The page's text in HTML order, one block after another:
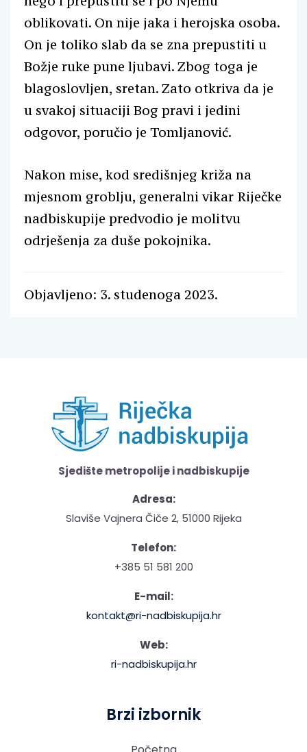
oblikovati. On nije jaka i herojska osoba.
On je toliko slab da se zna prepustiti u
Božje ruke pune ljubavi. Zbog toga je
blagoslovljen, sretan. Zato otkriva da je
u svakoj situaciji Bog pravi i jedini
odgovor, poručio je Tomljanović.
Nakon mise, kod središnjeg križa na
mjesnom groblju, generalni vikar Riječke
nadbiskupije predvodio je molitvu
odrješenja za duše pokojnika.
Objavljeno: 3. studenoga 2023.
Sjedište metropolije i nadbiskupije
Adresa:
Slaviše Vajnera Čiče 2, 51000 Rijeka
Telefon:
+385 51 581 200
E-mail:
kontakt@ri-nadbiskupija.hr
Web:
ri-nadbiskupija.hr
Brzi izbornik